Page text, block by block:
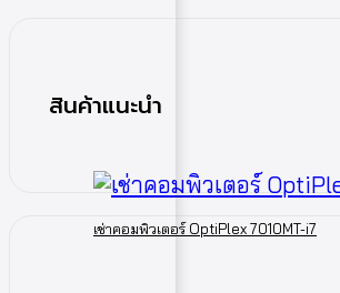
สินค้าแนะนำ
เช่าคอมพิวเตอร์ OptiPlex 7010MT-i7